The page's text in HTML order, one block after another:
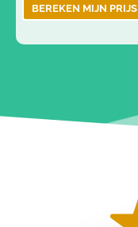
BEREKEN MIJN PRIJS